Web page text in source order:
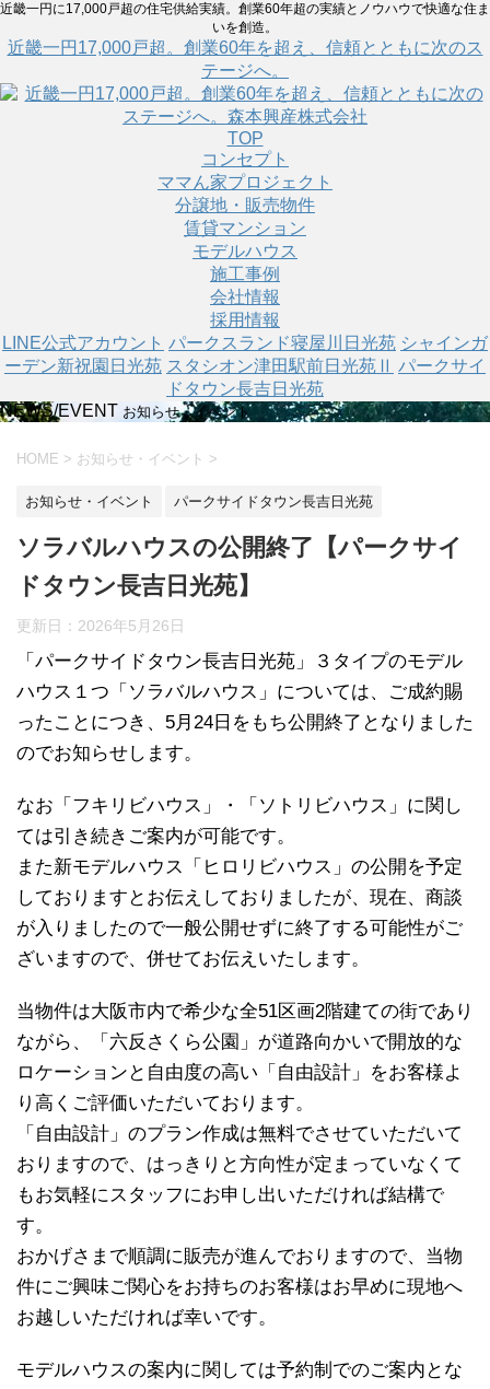
近畿一円に17,000戸超の住宅供給実績。創業60年超の実績とノウハウで快適な住ま
いを創造。
近畿一円17,000戸超。創業60年を超え、信頼とともに次のス
テージへ。
TOP
コンセプト
ママん家プロジェクト
分譲地・販売物件
賃貸マンション
モデルハウス
施工事例
会社情報
採用情報
LINE公式アカウント パークスランド寝屋川日光苑 シャインガ
ーデン新祝園日光苑 スタシオン津田駅前日光苑Ⅱ パークサイ
ドタウン長吉日光苑
NEWS/EVENT お知らせ・イベント
HOME > お知らせ・イベント >
お知らせ・イベント パークサイドタウン長吉日光苑
ソラバルハウスの公開終了【パークサイ
ドタウン長吉日光苑】
更新日： 2026年5月26日
「パークサイドタウン長吉日光苑」３タイプのモデル
ハウス１つ「ソラバルハウス」については、ご成約賜
ったことにつき、5月24日をもち公開終了となりました
のでお知らせします。
なお「フキリビハウス」・「ソトリビハウス」に関し
ては引き続きご案内が可能です。
また新モデルハウス「ヒロリビハウス」の公開を予定
しておりますとお伝えしておりましたが、現在、商談
が入りましたので一般公開せずに終了する可能性がご
ざいますので、併せてお伝えいたします。
当物件は大阪市内で希少な全51区画2階建ての街であり
ながら、「六反さくら公園」が道路向かいで開放的な
ロケーションと自由度の高い「自由設計」をお客様よ
り高くご評価いただいております。
「自由設計」のプラン作成は無料でさせていただいて
おりますので、はっきりと方向性が定まっていなくて
もお気軽にスタッフにお申し出いただければ結構で
す。
おかげさまで順調に販売が進んでおりますので、当物
件にご興味ご関心をお持ちのお客様はお早めに現地へ
お越しいただければ幸いです。
モデルハウスの案内に関しては予約制でのご案内とな